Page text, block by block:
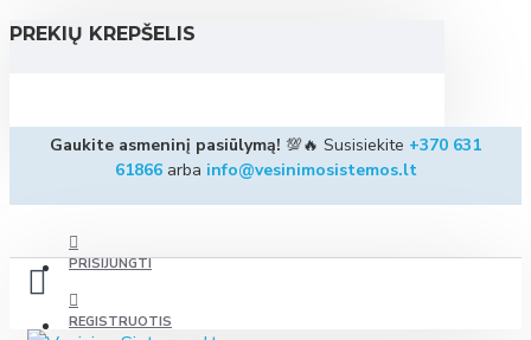
PREKIŲ KREPŠELIS
Gaukite asmeninį pasiūlymą! 💯🔥 Susisiekite +370 631
61866arba info@vesinimosistemos.lt
PRISIJUNGTI
REGISTRUOTIS